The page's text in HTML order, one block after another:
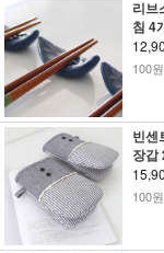
리브
침 4
100
빈센
장갑
100